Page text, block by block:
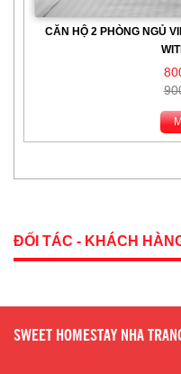
CĂN HỘ 2 PHÒNG NGỦ
ĐỐI TÁC - KHÁCH
SWEET HOMESTAY NHA